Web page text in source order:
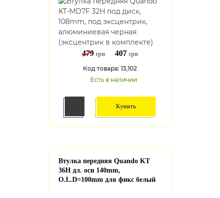
479 грн 407 грн
Код товара: 13,102
Есть в наличии
Купить
Втулка передняя Quando KT
36H дл. оси 140mm,
O.L.D=100mm для фикс белый